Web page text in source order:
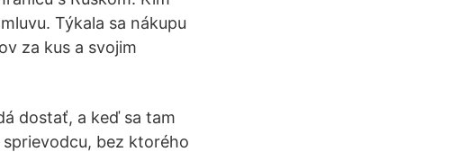
Týkala sa nákupu
za kus a svojim
dostať, a keď sa tam
bez ktorého